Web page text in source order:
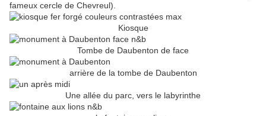
fameux cercle de Chevreul).
Kiosque
Tombe de Daubenton de face
arrière de la tombe de Daubenton
Une allée du parc, vers le labyrinthe